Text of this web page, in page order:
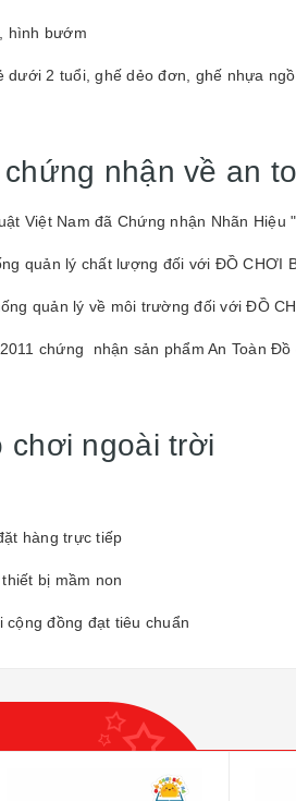
hình bướm
2 tuổi, ghế dẻo đơn, ghế nhựa
nhận về an
Việt Nam đã Chứng nhận Nhãn
quản lý chất lượng đối với ĐỒ CHƠI
quản lý về môi trường đối với ĐỒ
chứng nhận sản phẩm An Toàn
chơi ngoài trời
hàng trực tiếp
bị mầm non
đồng đạt tiêu chuẩn